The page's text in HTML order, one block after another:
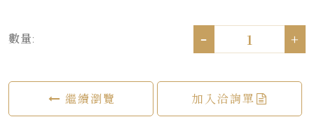
數量: - +
繼續瀏覽 加入洽詢單